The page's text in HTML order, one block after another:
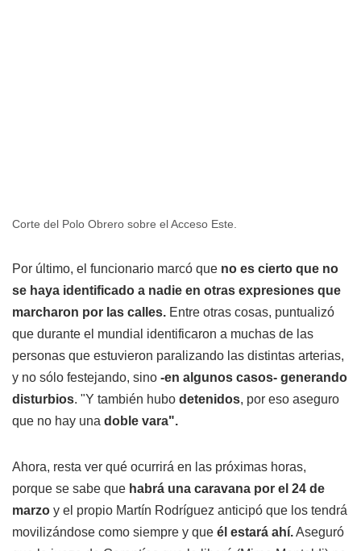
Corte del Polo Obrero sobre el Acceso Este.
Por último, el funcionario marcó que no es cierto que no
se haya identificado a nadie en otras expresiones que
marcharon por las calles. Entre otras cosas, puntualizó
que durante el mundial identificaron a muchas de las
personas que estuvieron paralizando las distintas arterias,
y no sólo festejando, sino -en algunos casos- generando
disturbios. "Y también hubo detenidos, por eso aseguro
que no hay una doble vara".
Ahora, resta ver qué ocurrirá en las próximas horas,
porque se sabe que habrá una caravana por el 24 de
marzo y el propio Martín Rodríguez anticipó que los tendrá
movilizándose como siempre y que él estará ahí.Aseguró